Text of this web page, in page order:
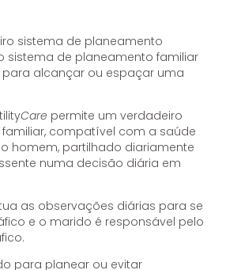
sistema de planeamento
sistema de planeamento familiar
alcançar ou espaçar uma
Care permite um verdadeiro
compatível com a saúde
homem, partilhado diariamente
numa decisão diária em
as observações diárias para se
e o marido é responsável pelo
para planear ou evitar